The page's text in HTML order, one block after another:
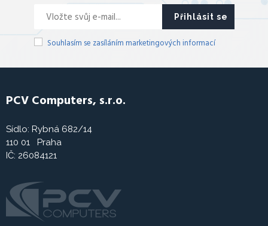
Přihlásit se
Souhlasím se zasíláním marketingových informací
PCV Computers, s.r.o.
Sídlo: Rybná 682/14
110 01 Praha
IČ: 26084121